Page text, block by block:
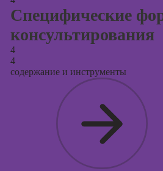
Специфические
консультирования
4
4
содержание и инструменты